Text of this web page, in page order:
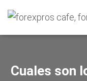
Cuales son